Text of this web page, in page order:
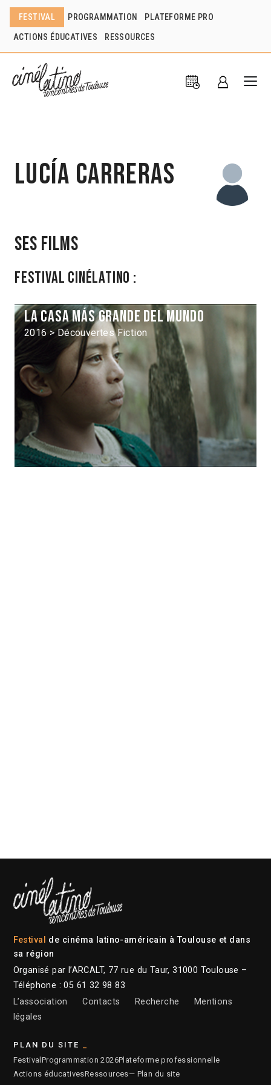
FESTIVAL PROGRAMMATION PLATEFORME PRO
ACTIONS ÉDUCATIVES RESSOURCES
Lucía Carreras
Ses films
Festival Cinélatino :
La Casa más grande del mundo
2016 > Découvertes Fiction
Festival de cinéma latino-américain à Toulouse et dans
sa région
Organisé par l’ARCALT, 77 rue du Taur, 31000 Toulouse –
Téléphone : 05 61 32 98 83
L’association
Contacts Recherche
Mentions
légales
PLAN DU SITE
Festival Programmation 2026Plateforme professionnelle
Actions éducativesRessources— Plan du site